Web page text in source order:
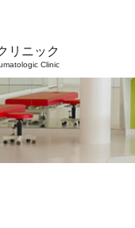
リニック
Clinic